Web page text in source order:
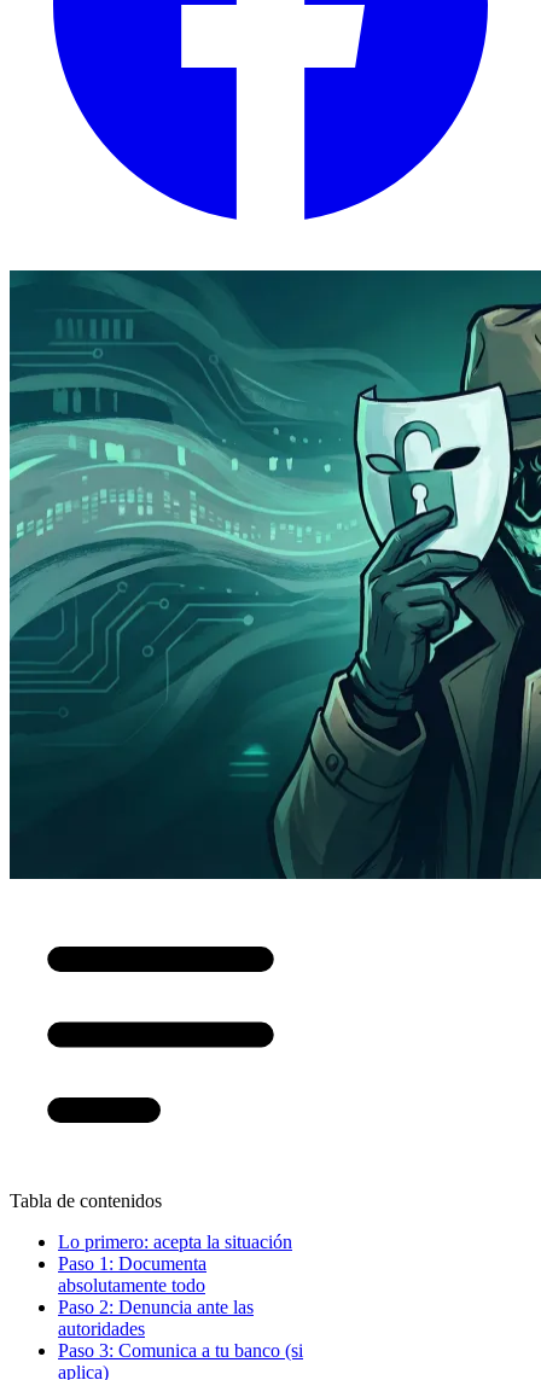
Tabla de contenidos
Lo primero: acepta la situación
Paso 1: Documenta
absolutamente todo
Paso 2: Denuncia ante las
autoridades
Paso 3: Comunica a tu banco (si
aplica)